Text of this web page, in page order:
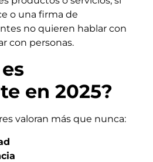
o una firma de
no quieren hablar con
con personas.
en 2025?
valoran más que nunca: